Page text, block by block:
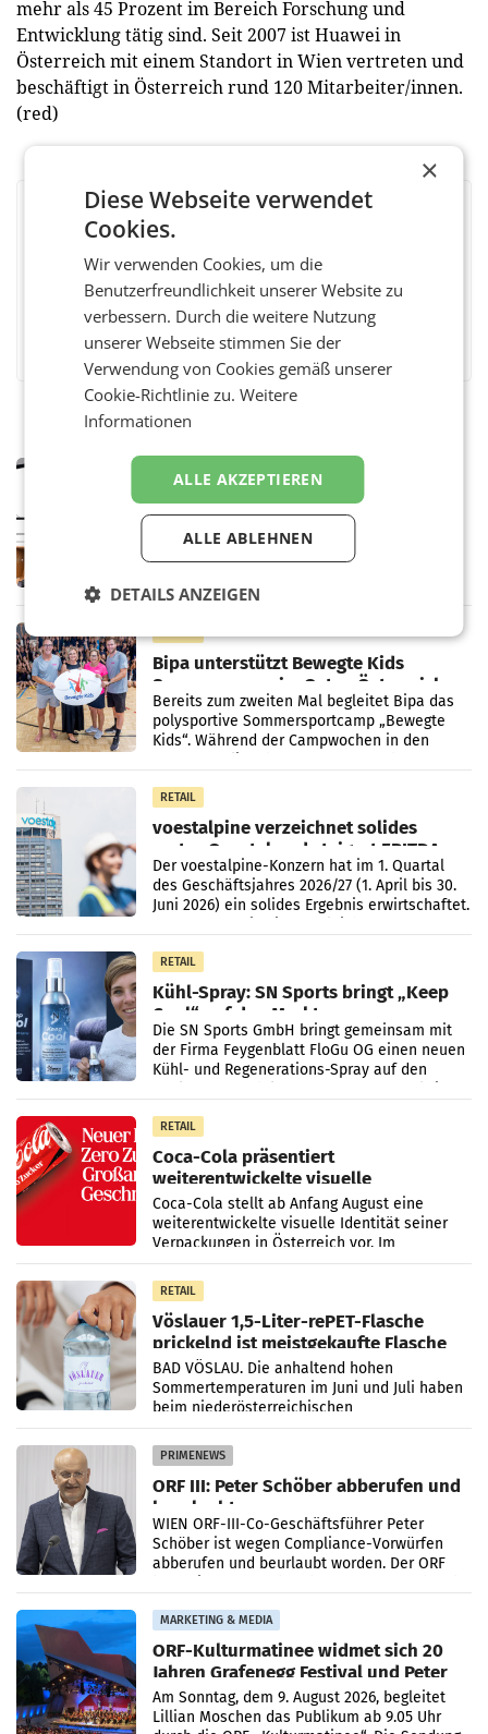
mehr als 45 Prozent im Bereich Forschung und
Entwicklung tätig sind. Seit 2007 ist Huawei in
Österreich mit einem Standort in Wien vertreten und
beschäftigt in Österreich rund 120 Mitarbeiter/innen.
(red)
BEWERTEN SIE DIESEN ARTIKEL
FacebookTwitter MessengerWhatsAppLinkedInXING Teilen
Pilnacek-U-Ausschuss - Presserat
fordert sensible Berichterstattung
WIEN Der Presserat fordert Medienvertreter
dazu auf, im U-Ausschuss zu den
Sektionschefs im Justizministerium, Christian
Bipa unterstützt Bewegte Kids
Sommercamps im Osten Österreichs
Bereits zum zweiten Mal begleitet Bipa das
polysportive Sommersportcamp „Bewegte
Kids“. Während der Campwochen in den
RETAIL
voestalpine verzeichnet solides
erstes Quartal und steigert EBITDA
Der voestalpine-Konzern hat im 1. Quartal
des Geschäftsjahres 2026/27 (1. April bis 30.
Juni 2026) ein solides Ergebnis erwirtschaftet.
RETAIL
Kühl-Spray: SN Sports bringt „Keep
Cool“ auf den Markt
Die SN Sports GmbH bringt gemeinsam mit
der Firma Feygenblatt FloGu OG einen neuen
Kühl- und Regenerations-Spray auf den
RETAIL
Coca-Cola präsentiert
weiterentwickelte visuelle
Markenidentität
Coca-Cola stellt ab Anfang August eine
weiterentwickelte visuelle Identität seiner
Verpackungen in Österreich vor. Im
Mittelpunkt des Redesigns stehen zentrale
Gestaltungselemente
RETAIL
Vöslauer 1,5-Liter-rePET-Flasche
prickelnd ist meistgekaufte Flasche
Österreichs
BAD VÖSLAU. Die anhaltend hohen
Sommertemperaturen im Juni und Juli haben
beim niederösterreichischen
Getränkehersteller Vöslauer zu deutlichen
Absatzzuwächsen geführt. Während
PRIMENEWS
ORF III: Peter Schöber abberufen und
beurlaubt
WIEN ORF-III-Co-Geschäftsführer Peter
Schöber ist wegen Compliance-Vorwürfen
abberufen und beurlaubt worden. Der ORF
MARKETING & MEDIA
ORF-Kulturmatinee widmet sich 20
Jahren Grafenegg Festival und Peter
Simonischek
Am Sonntag, dem 9. August 2026, begleitet
Lillian Moschen das Publikum ab 9.05 Uhr
×
Diese Webseite verwendet
Cookies.
Wir verwenden Cookies, um die
Benutzerfreundlichkeit unserer Website zu
verbessern. Durch die weitere Nutzung
unserer Webseite stimmen Sie der
Verwendung von Cookies gemäß unserer
Cookie-Richtlinie zu.Weitere
Informationen
ALLE AKZEPTIEREN
ALLE ABLEHNEN
DETAILS ANZEIGEN